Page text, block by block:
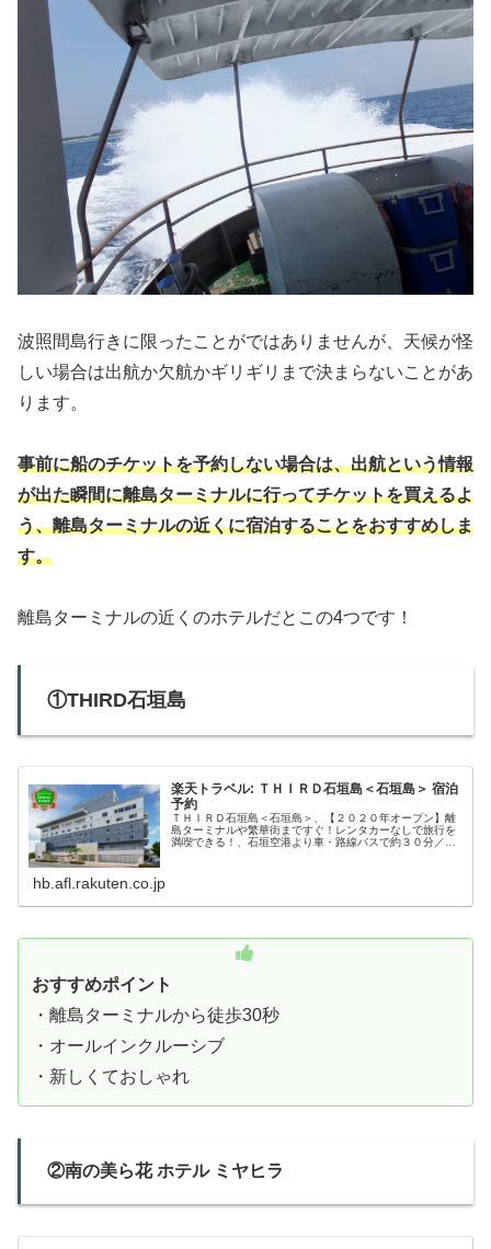
波照間島行きに限ったことがではありませんが、天候が怪
しい場合は出航か欠航かギリギリまで決まらないことがあ
ります。
事前に船のチケットを予約しない場合は、出航という情報
が出た瞬間に離島ターミナルに行ってチケットを買えるよ
う、離島ターミナルの近くに宿泊することをおすすめしま
す。
離島ターミナルの近くのホテルだとこの4つです！
①THIRD石垣島
楽天トラベル: ＴＨＩＲＤ石垣島＜石垣島＞ 宿泊
予約
ＴＨＩＲＤ石垣島＜石垣島＞、【２０２０年オープン】離
島ターミナルや繁華街まですぐ！レンタカーなしで旅行を
満喫できる！、石垣空港より車・路線バスで約３０分／石
hb.afl.rakuten.co.jp
おすすめポイント
・離島ターミナルから徒歩30秒
・オールインクルーシブ
・新しくておしゃれ
②南の美ら花 ホテル ミヤヒラ